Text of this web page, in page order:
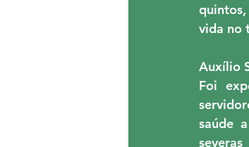
vida no
Auxílio
Foi
saúde